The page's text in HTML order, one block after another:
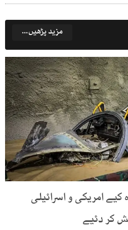
مزید پڑھیں...
امریکی و اسرائیلی
کر دئیے